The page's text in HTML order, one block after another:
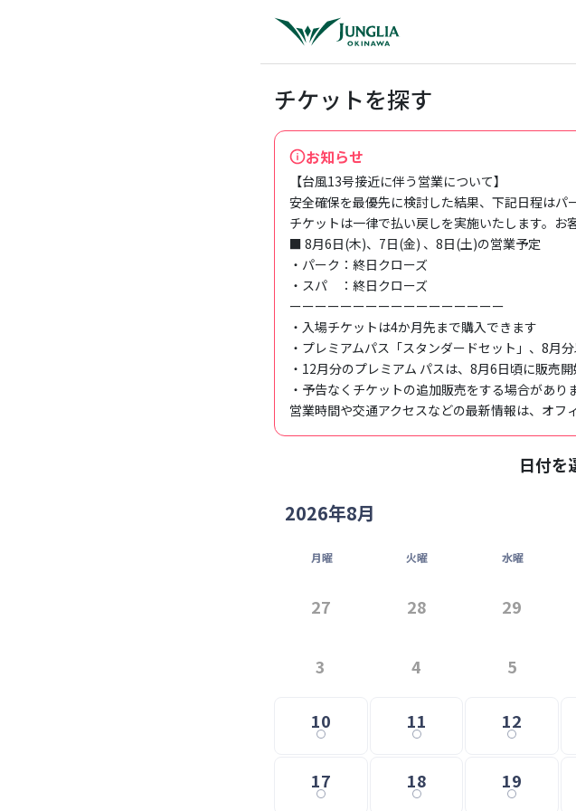
チケットを探す
お知らせ
【台風13号接近に伴う営業について】
安全確保を最優先に検討した結果、下記日程はパ
チケットは一律で払い戻しを実施いたします。お
■ 8月6日(木)、7日(金) 、8日(土)の営業予定
・パーク：終日クローズ
・スパ　：終日クローズ
ーーーーーーーーーーーーーーーーー
・入場チケットは4か月先まで購入できます
・プレミアムパス「スタンダードセット」、8月
・12月分のプレミアム パスは、8月6日頃に販売
・予告なくチケットの追加販売をする場合があり
営業時間や交通アクセスなどの最新情報は、オフ
日付を
2026年8月
月曜 火曜 水曜
27 28 29
3 4 5
10 11 12
17 18 19